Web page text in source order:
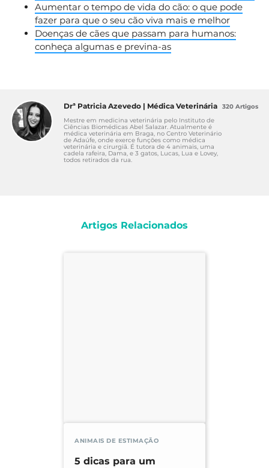
Aumentar o tempo de vida do cão: o que pode
fazer para que o seu cão viva mais e melhor
Doenças de cães que passam para humanos:
conheça algumas e previna-as
Drª Patricia Azevedo | Médica Veterinária
Mestre em medicina veterinária pelo Instituto de
Ciências Biomédicas Abel Salazar. Atualmente é
médica veterinária em Braga, no Centro Veterinário
de Adaúfe, onde exerce funções como médica
veterinária e cirurgiã. É tutora de 4 animais, uma
cadela rafeira, Dama, e 3 gatos, Lucas, Lua e Lovey,
todos retirados da rua.
320 Artigos
Artigos Relacionados
ANIMAIS DE ESTIMAÇÃO
5 dicas para um